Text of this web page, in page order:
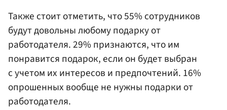
Также стоит отметить, что 55% сотрудников
будут довольны любому подарку от
работодателя. 29% признаются, что им
понравится подарок, если он будет выбран
с учетом их интересов и предпочтений. 16%
опрошенных вообще не нужны подарки от
работодателя.